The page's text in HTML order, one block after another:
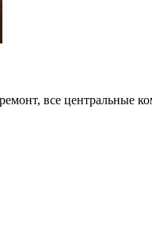
все центральные